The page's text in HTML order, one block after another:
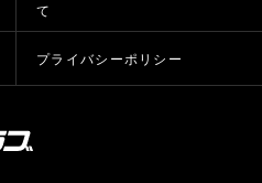
て
プライバシーポリシー